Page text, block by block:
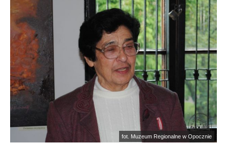
fot. Muzeum Regionalne w Opocznie